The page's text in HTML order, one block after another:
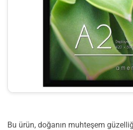
Bu ürün, doğanın muhteşem